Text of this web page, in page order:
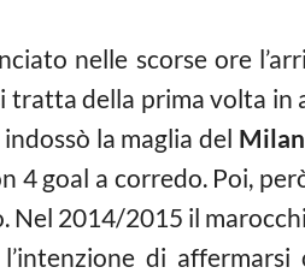
nelle scorse ore
tratta della prima volta in
la maglia del Milan
4 goal a corredo. Poi,
Nel 2014/2015 il
di affermarsi